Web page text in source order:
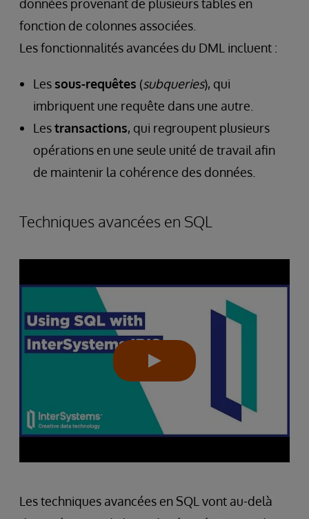
données provenant de plusieurs tables en
fonction de colonnes associées.
Les fonctionnalités avancées du DML incluent :
Les sous-requêtes (subqueries), qui
imbriquent une requête dans une autre.
Lestransactions, qui regroupent plusieurs
opérations en une seule unité de travail afin
de maintenir la cohérence des données.
Techniques avancées en SQL
Les techniques avancées en SQL vont au-delà